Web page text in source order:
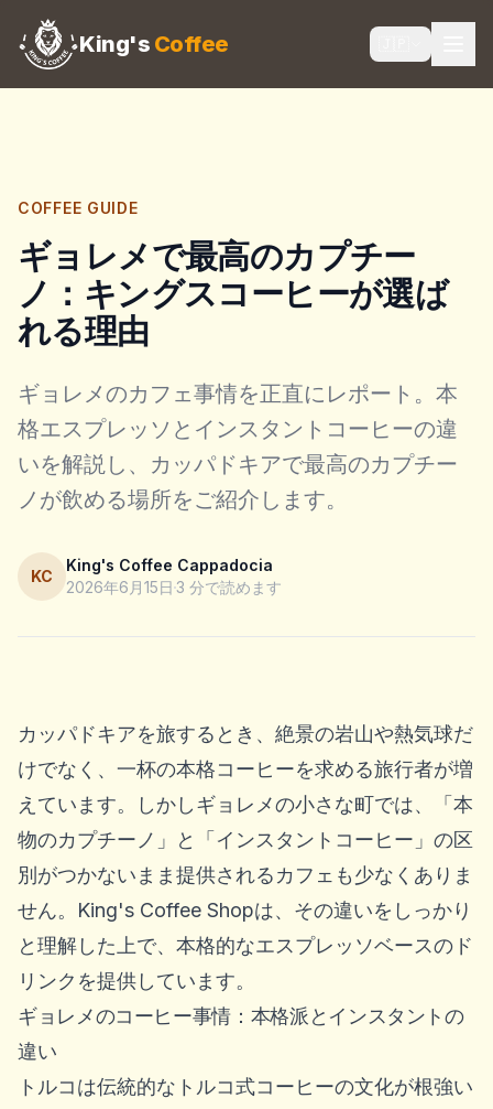
King's Coffee
COFFEE GUIDE
ギョレメで最高のカプチー
ノ：キングスコーヒーが選ば
れる理由
ギョレメのカフェ事情を正直にレポート。本
格エスプレッソとインスタントコーヒーの違
いを解説し、カッパドキアで最高のカプチー
ノが飲める場所をご紹介します。
KC
King's Coffee Cappadocia
2026年6月15日 3 分で読めます
カッパドキアを旅するとき、絶景の岩山や熱気球だ
けでなく、一杯の本格コーヒーを求める旅行者が増
えています。しかしギョレメの小さな町では、「本
物のカプチーノ」と「インスタントコーヒー」の区
別がつかないまま提供されるカフェも少なくありま
せん。King's Coffee Shopは、その違いをしっかり
と理解した上で、本格的なエスプレッソベースのド
リンクを提供しています。
ギョレメのコーヒー事情：本格派とインスタントの
違い
トルコは伝統的なトルコ式コーヒーの文化が根強い